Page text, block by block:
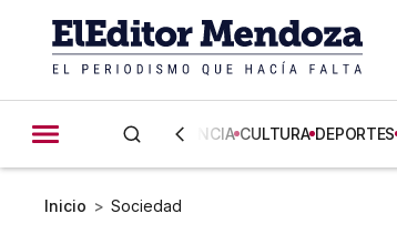
CIENCIA CULTURA DEPORTES
Inicio > Sociedad